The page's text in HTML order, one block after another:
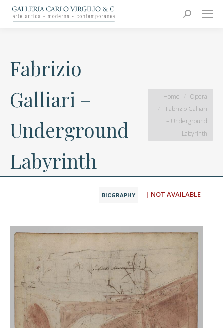
Search:
Carlo Virgilio & C.
Arte moderna e contemporanea
Fabrizio
Galliari –
Underground
Labyrinth
You are here:
Home
Opera
Fabrizio Galliari
– Underground
Labyrinth
BIOGRAPHY | NOT AVAILABLE